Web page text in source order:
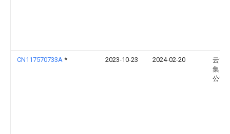
CN117570733A * 2023-10-23 2024-02-20
云南
集团
公司